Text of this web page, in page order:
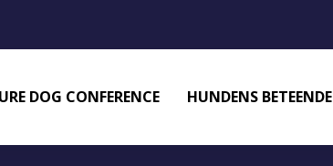
DOG CONFERENCE HUNDENS BETEENDE